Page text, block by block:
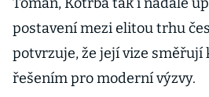
postavení mezi elitou trhu
potvrzuje, že její vize směřují
řešením pro moderní výzvy.